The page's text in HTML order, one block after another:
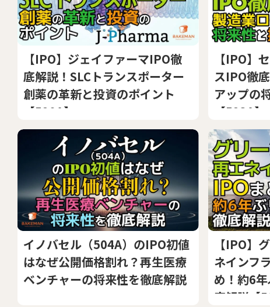
【IPO】ジェイファーマIPO徹
底解説！SLCトランスポーター
創薬の革新と投資のポイント
【520A】
【IPO】
スIPO徹
アップの
【523A】
イノバセル（504A）のIPO初値
はなぜ公開価格割れ？再生医療
ベンチャーの将来性を徹底解説
【IPO】
ネインフ
め！約6
底解説【